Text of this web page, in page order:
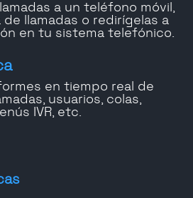
a un teléfono móvil,
de llamadas o redirígelas a
en tu sistema telefónico.
en tiempo real de
usuarios, colas,
IVR, etc.